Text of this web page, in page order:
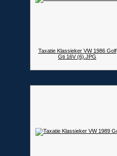
Taxatie Klassieker VW 1986 Golf
Gti 16V (6).JPG